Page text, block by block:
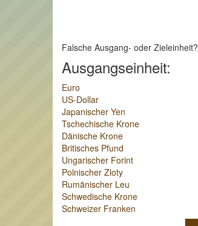
Falsche Ausgang- oder Zieleinheit?
Ausgangseinheit:
Euro
US-Dollar
Japanischer Yen
Tschechische Krone
Dänische Krone
Britisches Pfund
Ungarischer Forint
Polnischer Zloty
Rumänischer Leu
Schwedische Krone
Schweizer Franken